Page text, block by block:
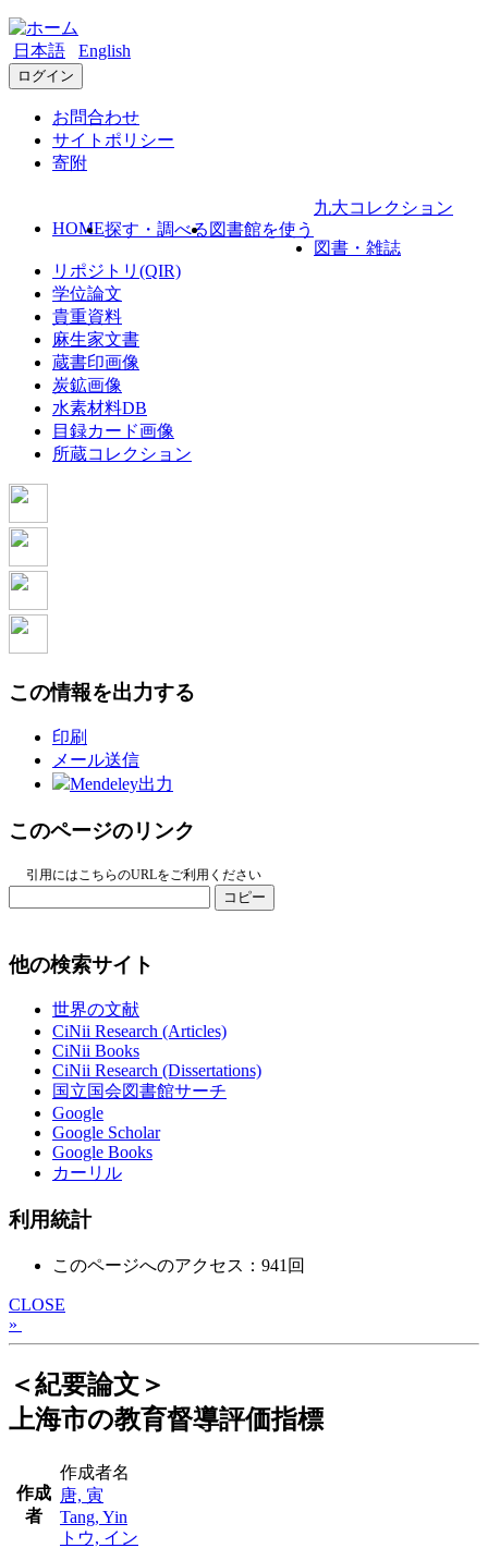
日本語 English
ログイン
お問合わせ
サイトポリシー
寄附
HOME探す・調べる 図書館を使う
九大コレクション
図書・雑誌
リポジトリ(QIR)
学位論文
貴重資料
麻生家文書
蔵書印画像
炭鉱画像
水素材料DB
目録カード画像
所蔵コレクション
この情報を出力する
印刷
メール送信
Mendeley出力
このページのリンク
引用にはこちらのURLをご利用ください
コピー
他の検索サイト
世界の文献
CiNii Research (Articles)
CiNii Books
CiNii Research (Dissertations)
国立国会図書館サーチ
Google
Google Scholar
Google Books
カーリル
利用統計
このページへのアクセス：941回
CLOSE
»
＜紀要論文＞
上海市の教育督導評価指標
作成
者
作成者名
唐, 寅
Tang, Yin
トウ, イン